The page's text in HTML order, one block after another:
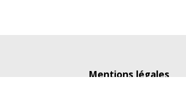
Mentions légales